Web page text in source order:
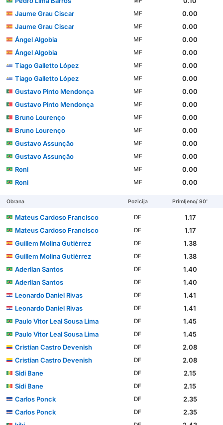
Jaume Grau Ciscar
MF
0.00
Jaume Grau Ciscar
MF
0.00
Ángel Algobia
MF
0.00
Ángel Algobia
MF
0.00
Tiago Galletto López
MF
0.00
Tiago Galletto López
MF
0.00
Gustavo Pinto Mendonça
MF
0.00
Gustavo Pinto Mendonça
MF
0.00
Bruno Lourenço
MF
0.00
Bruno Lourenço
MF
0.00
Gustavo Assunção
MF
0.00
Gustavo Assunção
MF
0.00
Roni
MF
0.00
Roni
MF 0.00
Obrana Pozicija Primljeno/ 90'
Mateus Cardoso Francisco DF
1.17
Mateus Cardoso Francisco
DF
1.17
Guillem Molina Gutiérrez
DF
1.38
Guillem Molina Gutiérrez
DF
1.38
Aderllan Santos
DF
1.40
Aderllan Santos
DF
1.40
Leonardo Daniel Rivas
DF
1.41
Leonardo Daniel Rivas
DF
1.41
Paulo Vitor Leal Sousa Lima
DF
1.45
Paulo Vitor Leal Sousa Lima
DF
1.45
Cristian Castro Devenish
DF
2.08
Cristian Castro Devenish
DF
2.08
Sidi Bane
DF
2.15
Sidi Bane
DF
2.15
Carlos Ponck
DF
2.35
Carlos Ponck
DF
2.35